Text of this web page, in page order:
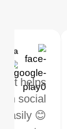
it helps
on social
easily 😊
Janice Woods
This VPN
perfectly,
the
Turbo
2 weeks
to say